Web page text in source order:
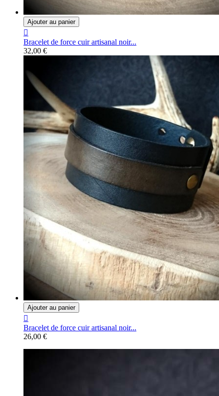
Ajouter au panier

Bracelet de force cuir artisanal noir...
32,00 €
Ajouter au panier

Bracelet de force cuir artisanal noir...
26,00 €